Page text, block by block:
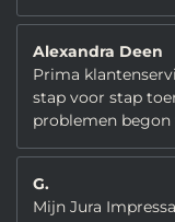
Alexandra Deen
Prima
stap voor stap
problemen begon
G.
Mijn Jura